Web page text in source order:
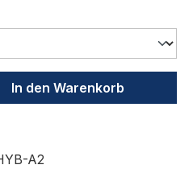
den
In den Warenkorb
A2